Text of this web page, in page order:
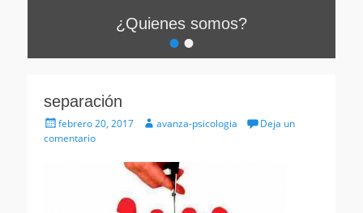
••
¿Quienes somos?
el
psicologia
separación
Publicado
el
febrero 20, 2017 Autoravanza-psicologia
Deja un
comentario